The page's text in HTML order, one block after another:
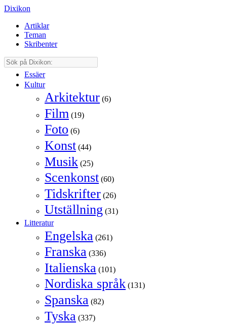
Dixikon
Artiklar
Teman
Skribenter
Essäer
Kultur
Arkitektur (6)
Film (19)
Foto (6)
Konst (44)
Musik (25)
Scenkonst (60)
Tidskrifter (26)
Utställning (31)
Litteratur
Engelska (261)
Franska (336)
Italienska (101)
Nordiska språk (131)
Spanska (82)
Tyska (337)